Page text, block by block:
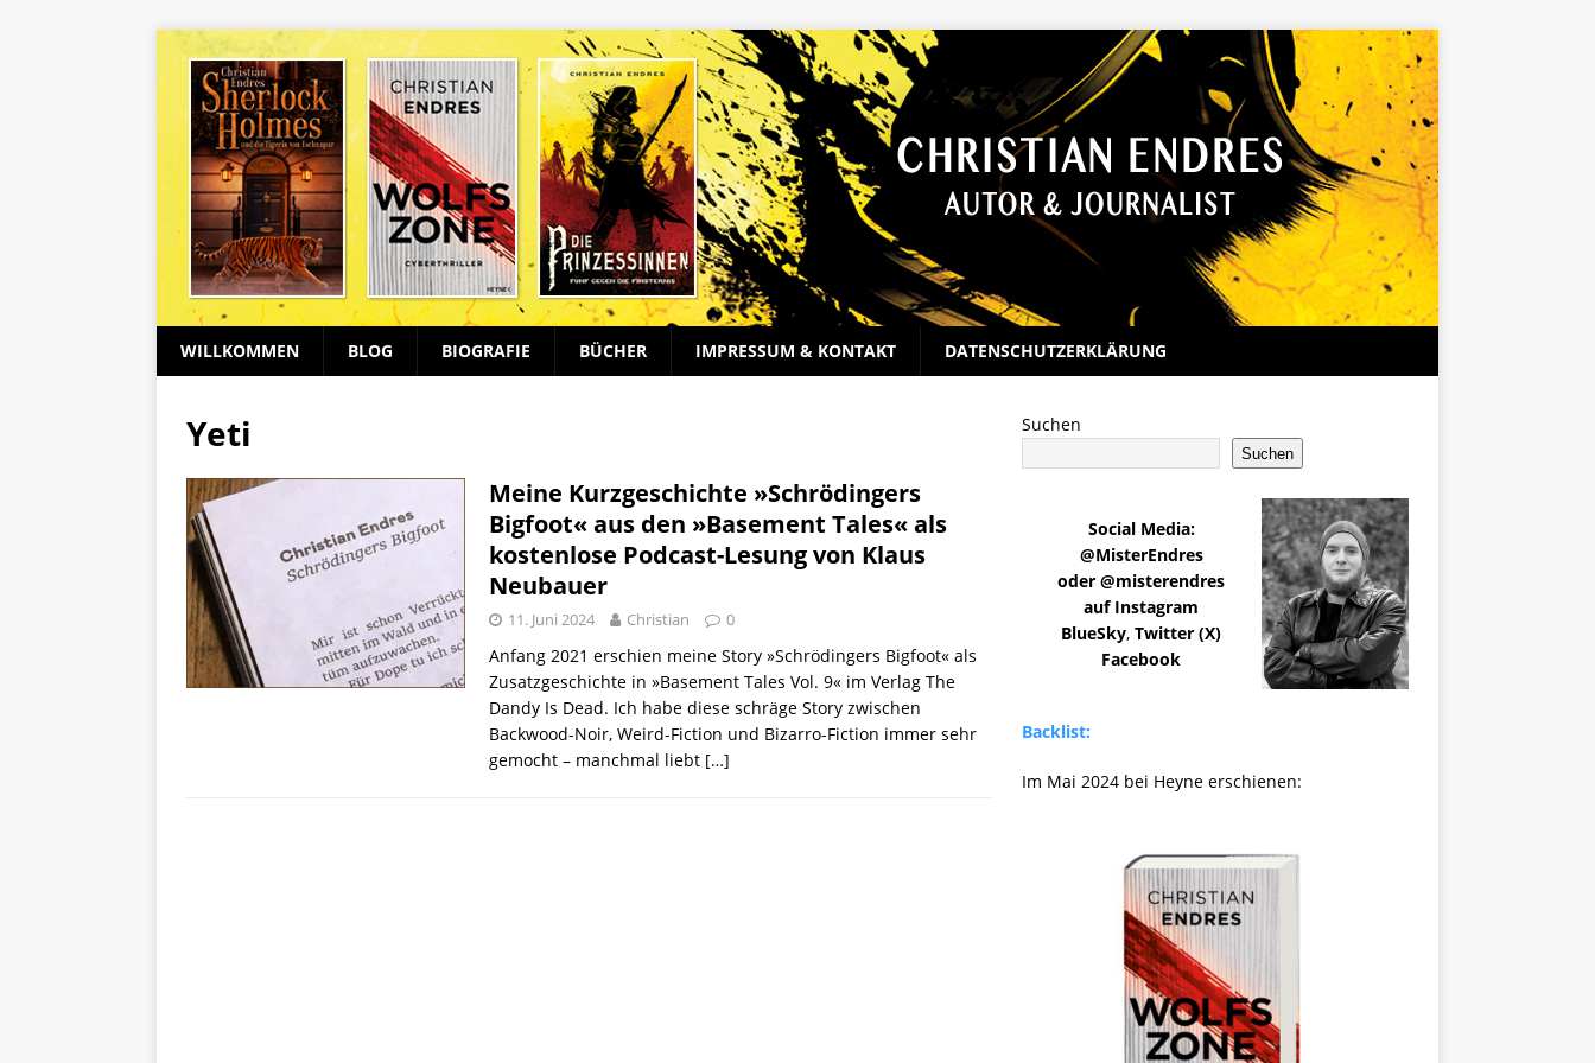
WILLKOMMEN BLOG BIOGRAFIE BÜCHER IMPRESSUM & KONTAKT DATENSCHUTZERKLÄRUNG
Yeti
Meine Kurzgeschichte »Schrödingers
Bigfoot« aus den »Basement Tales« als
kostenlose Podcast-Lesung von Klaus
Neubauer
11. Juni 2024 Christian 0
Anfang 2021 erschien meine Story »Schrödingers Bigfoot« als
Zusatzgeschichte in »Basement Tales Vol. 9« im Verlag The
Dandy Is Dead. Ich habe diese schräge Story zwischen
Backwood-Noir, Weird-Fiction und Bizarro-Fiction immer sehr
gemocht – manchmal liebt […]
Suchen
Suchen
Social Media:
@MisterEndres
oder @misterendres
auf Instagram
BlueSky,Twitter (X)
Facebook
Backlist:
Im Mai 2024 bei Heyne erschienen: